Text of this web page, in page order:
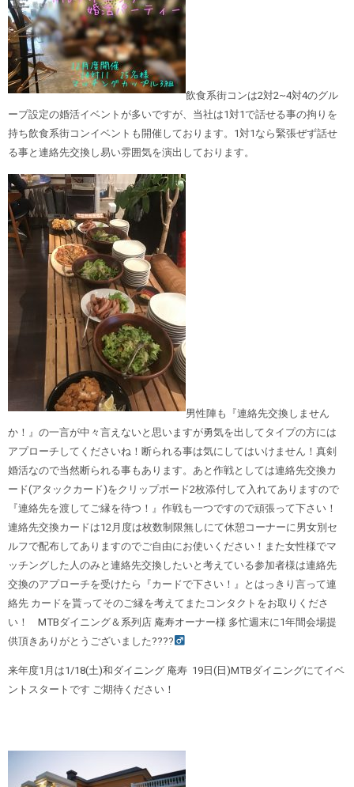
飲食系街コンは2対2~4対4のグル
ープ設定の婚活イベントが多いですが、当社は1対1で話せる事の拘りを
持ち飲食系街コンイベントも開催しております。1対1なら緊張ぜず話せ
る事と連絡先交換し易い雰囲気を演出しております。
男性陣も『連絡先交換しません
か！』の一言が中々言えないと思いますが勇気を出してタイプの方には
アプローチしてくださいね！断られる事は気にしてはいけません！真剣
婚活なので当然断られる事もあります。あと作戦としては連絡先交換カ
ード(アタックカード)をクリップボード2枚添付して入れてありますので
『連絡先を渡してご縁を待つ！』作戦も一つですので頑張って下さい！
連絡先交換カードは12月度は枚数制限無しにて休憩コーナーに男女別セ
ルフで配布してありますのでご自由にお使いください！また女性様でマ
ッチングした人のみと連絡先交換したいと考えている参加者様は連絡先
交換のアプローチを受けたら『カードで下さい！』とはっきり言って連
絡先 カードを貰ってそのご縁を考えてまたコンタクトをお取りくださ
い！ MTBダイニング＆系列店 庵寿オーナー様 多忙週末に1年間会場提
供頂きありがとうございました????‍
来年度1月は1/18(土)和ダイニング 庵寿 19日(日)MTBダイニングにてイベ
ントスタートです ご期待ください！